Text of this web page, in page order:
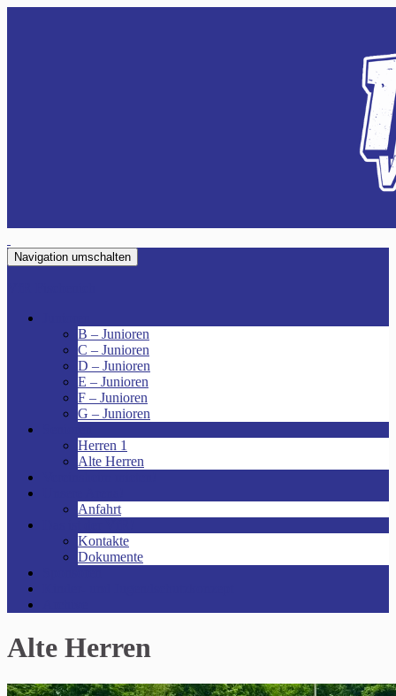
Navigation umschalten
B – Junioren
C – Junioren
D – Junioren
E – Junioren
F – Junioren
G – Junioren
Herren 1
Alte Herren
Anfahrt
Kontakte
Dokumente
Alte Herren